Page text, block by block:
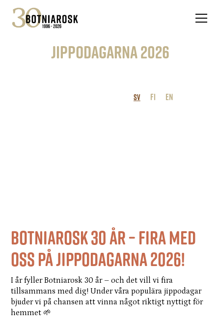
Jippodagarna 2026
Botniarosk 30 år – Fira med
oss på jippodagarna 2026!
I år fyller Botniarosk 30 år – och det vill vi fira
tillsammans med dig! Under våra populära jippodagar
bjuder vi på chansen att vinna något riktigt nyttigt för
hemmet 🌱
SV FI EN